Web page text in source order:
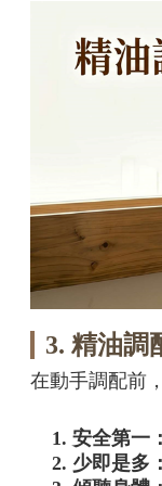
3. 精油調
在動手調配前
1. 安全第一：
2. 少即是多：